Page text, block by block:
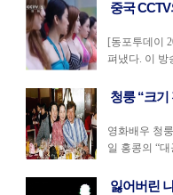
중국
[동포투데이
펴냈다. 이 방
청룽 “크기
영화배우 청
일 홍콩의 “대
잃어버린